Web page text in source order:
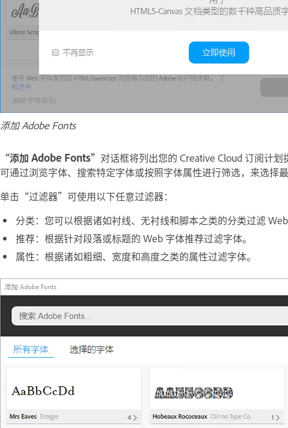
添加 Adobe Fonts
“添加 Adobe Fonts” 对话框将列出您的 Creative Cloud 订阅计
可通过浏览字体、搜索特定字体或按照字体属性进行筛选，来选择
单击“过滤器”可使用以下任意过滤器：
分类：您可以根据诸如衬线、无衬线和脚本之类的分类过滤 Web
推荐：根据针对段落或标题的 Web 字体推荐过滤字体。
属性：根据诸如粗细、宽度和高度之类的属性过滤字体。